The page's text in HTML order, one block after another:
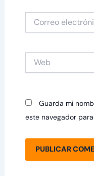
Correo
electrónico*
Guarda mi
este navegador